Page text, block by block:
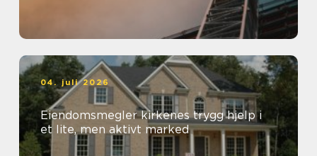
04. juli 2026
Eiendomsmegler kirkenes trygg hjelp i
et lite, men aktivt marked